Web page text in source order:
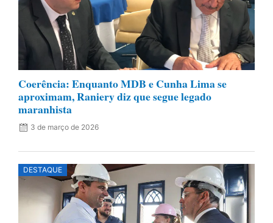
Coerência: Enquanto MDB e Cunha Lima se
aproximam, Raniery diz que segue legado
maranhista
3 de março de 2026
DESTAQUE